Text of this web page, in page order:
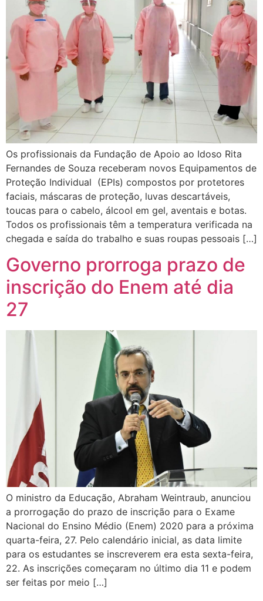
Os profissionais da Fundação de Apoio ao Idoso Rita
Fernandes de Souza receberam novos Equipamentos de
Proteção Individual (EPIs) compostos por protetores
faciais, máscaras de proteção, luvas descartáveis,
toucas para o cabelo, álcool em gel, aventais e botas.
Todos os profissionais têm a temperatura verificada na
chegada e saída do trabalho e suas roupas pessoais […]
Governo prorroga prazo de
inscrição do Enem até dia
27
O ministro da Educação, Abraham Weintraub, anunciou
a prorrogação do prazo de inscrição para o Exame
Nacional do Ensino Médio (Enem) 2020 para a próxima
quarta-feira, 27. Pelo calendário inicial, as data limite
para os estudantes se inscreverem era esta sexta-feira,
22. As inscrições começaram no último dia 11 e podem
ser feitas por meio […]